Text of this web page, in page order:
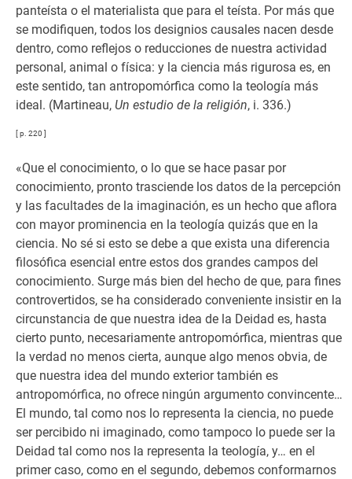
panteísta o el materialista que para el teísta. Por más que
se modifiquen, todos los designios causales nacen desde
dentro, como reflejos o reducciones de nuestra actividad
personal, animal o física: y la ciencia más rigurosa es, en
este sentido, tan antropomórfica como la teología más
ideal. (Martineau, Un estudio de la religión, i. 336.)
[ p. 220 ]
«Que el conocimiento, o lo que se hace pasar por
conocimiento, pronto trasciende los datos de la percepción
y las facultades de la imaginación, es un hecho que aflora
con mayor prominencia en la teología quizás que en la
ciencia. No sé si esto se debe a que exista una diferencia
filosófica esencial entre estos dos grandes campos del
conocimiento. Surge más bien del hecho de que, para fines
controvertidos, se ha considerado conveniente insistir en la
circunstancia de que nuestra idea de la Deidad es, hasta
cierto punto, necesariamente antropomórfica, mientras que
la verdad no menos cierta, aunque algo menos obvia, de
que nuestra idea del mundo exterior también es
antropomórfica, no ofrece ningún argumento convincente…
El mundo, tal como nos lo representa la ciencia, no puede
ser percibido ni imaginado, como tampoco lo puede ser la
Deidad tal como nos la representa la teología, y… en el
primer caso, como en el segundo, debemos conformarnos